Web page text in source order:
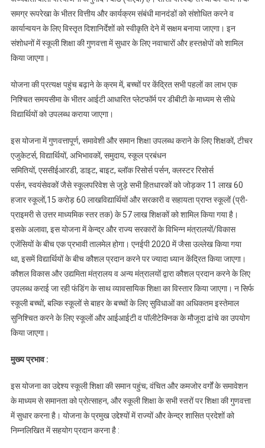
समग्र रूपरेखा के भीतर वित्तीय और कार्यक्रम संबंधी मानदंडों को संशोधित करने व
कार्यान्वयन के लिए विस्तृत दिशानिर्देशों को स्वीकृति देने में सक्षम बनाया जाएगा। इन
संशोधनों में स्कूली शिक्षा की गुणवत्ता में सुधार के लिए नवाचारों और हस्तक्षेपों को शामिल
किया जाएगा।
योजना की प्रत्यक्ष पहुंच बढ़ाने के क्रम में, बच्चों पर केंद्रित सभी पहलों का लाभ एक
निश्चित समयसीमा के भीतर आईटी आधारित प्लेटफॉर्म पर डीबीटी के माध्यम से सीधे
विद्यार्थियों को उपलब्ध कराया जाएगा।
इस योजना में गुणवत्तापूर्ण, समावेशी और समान शिक्षा उपलब्ध कराने के लिए शिक्षकों, टीचर
एजुकेटर्स, विद्यार्थियों, अभिभावकों, समुदाय, स्कूल प्रबंधन
समितियों, एससीईआरडी, डाइट, बाइट, ब्लॉक रिसोर्स पर्सन, क्लस्टर रिसोर्स
पर्सन, स्वयंसेवकों जैसे स्कूलपरिवेश से जुड़े सभी हितधारकों को जोड़कर 11 लाख 60
हजार स्कूलों,15 करोड़ 60 लाखविद्यार्थियों और सरकारी व सहायता प्राप्त स्कूलों (प्री-
प्राइमरी से उत्तर माध्यमिक स्तर तक) के 57 लाख शिक्षकों को शामिल किया गया है।
इसके अलावा, इस योजना में केन्द्र और राज्य सरकारों के विभिन्न मंत्रालयों/विकास
एजेंसियों के बीच एक प्रभावी तालमेल होगा। एनईपी 2020 में जैसा उल्लेख किया गया
था, इसमें विद्यार्थियों के बीच कौशल प्रदान करने पर ज्यादा ध्यान केंद्रित किया जाएगा।
कौशल विकास और उद्यमिता मंत्रालय व अन्य मंत्रालयों द्वारा कौशल प्रदान करने के लिए
उपलब्ध कराई जा रही फंडिंग के साथ व्यावसायिक शिक्षा का विस्तार किया जाएगा। न सिर्फ
स्कूली बच्चों, बल्कि स्कूलों से बाहर के बच्चों के लिए सुविधाओं का अधिकतम इस्तेमाल
सुनिश्चित करने के लिए स्कूलों और आईआईटी व पॉलीटेक्निक के मौजूदा ढांचे का उपयोग
किया जाएगा।
मुख्य प्रभाव :
इस योजना का उद्देश्य स्कूली शिक्षा की समान पहुंच; वंचित और कमजोर वर्गों के समावेशन
के माध्यम से समानता को प्रोत्साहन, और स्कूली शिक्षा के सभी स्तरों पर शिक्षा की गुणवत्ता
में सुधार करना है। योजना के प्रमुख उद्देश्यों में राज्यों और केन्द्र शासित प्रदेशों को
निम्नलिखित में सहयोग प्रदान करना है :